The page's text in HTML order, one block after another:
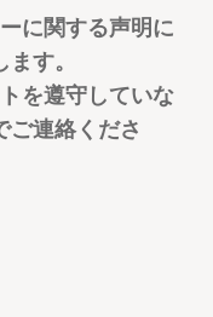
に関する声明に
す。
を遵守していな
ご連絡くださ